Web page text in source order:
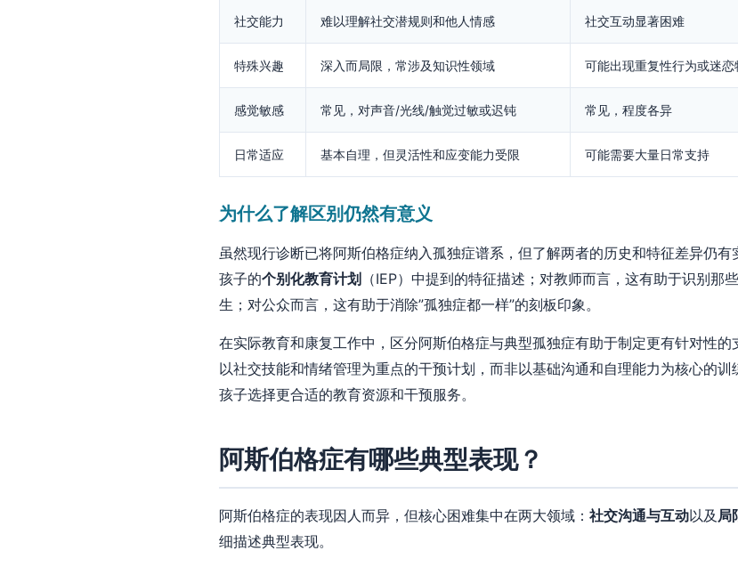
社交能力 难以理解社交潜规则和他人情感 社交互动显著困难
特殊兴趣 深入而局限，常涉及知识性领域 可能出现重复性行为或迷恋
感觉敏感 常见，对声音/光线/触觉过敏或迟钝 常见，程度各异
日常适应 基本自理，但灵活性和应变能力受限 可能需要大量日常支持
为什么了解区别仍然有意义
虽然现行诊断已将阿斯伯格症纳入孤独症谱系，但了解两者的历史和特征差异仍
孩子的个别化教育计划
（IEP）中提到的特征描述；对教师而言，这有助于识别那
生；对公众而言，这有助于消除”孤独症都一样”的刻板印象。
在实际教育和康复工作中，区分阿斯伯格症与典型孤独症有助于制定更有针对性
以社交技能和情绪管理为重点的干预计划，而非以基础沟通和自理能力为核心的
孩子选择更合适的教育资源和干预服务。
阿斯伯格症有哪些典型表现？
阿斯伯格症的表现因人而异，但核心困难集中在两大领域： 社交沟通与互动以及 局
细描述典型表现。